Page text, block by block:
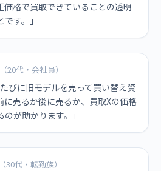
価格で買取できていることの透明
す。」
20代・会社員）
びに旧モデルを売って買い替え資
に売るか後に売るか、買取Xの価格
が助かります。」
30代・転勤族）